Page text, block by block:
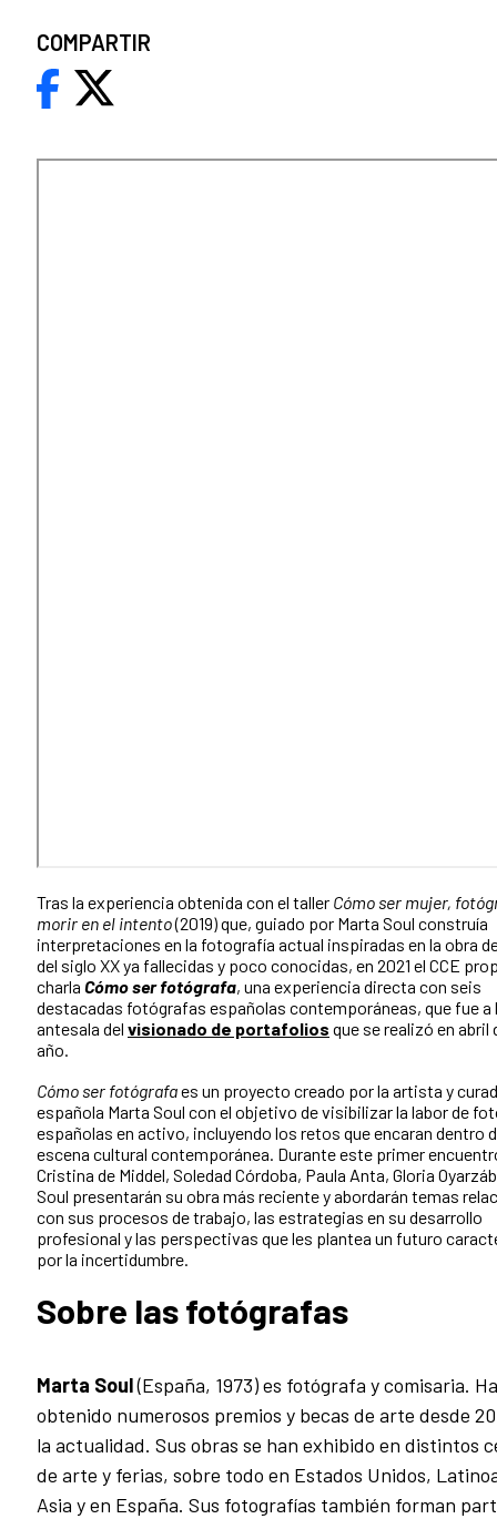
Tras la experiencia obtenida con el taller Cómo ser mujer,
morir en el intento(2019) que, guiado por Marta Soul construía
interpretaciones en la fotografía actual inspiradas en la obra
del siglo XX ya fallecidas y poco conocidas, en 2021 el CCE
charla Cómo ser fotógrafa, una experiencia directa con seis
destacadas fotógrafas españolas contemporáneas, que fue a
antesala del visionado de portafolios que se realizó en abril
año.
Cómo ser fotógrafaes un proyecto creado por la artista y
española Marta Soul con el objetivo de visibilizar la labor de
españolas en activo, incluyendo los retos que encaran dentro
escena cultural contemporánea. Durante este primer
Cristina de Middel, Soledad Córdoba, Paula Anta, Gloria
Soul presentarán su obra más reciente y abordarán temas
con sus procesos de trabajo, las estrategias en su desarrollo
profesional y las perspectivas que les plantea un futuro
por la incertidumbre.
Sobre las fotógrafas
Marta Soul(España, 1973) es fotógrafa y comisaria. Ha
obtenido numerosos premios y becas de arte desde
la actualidad. Sus obras se han exhibido en distintos
de arte y ferias, sobre todo en Estados Unidos,
Asia y en España. Sus fotografías también forman
COMPARTIR